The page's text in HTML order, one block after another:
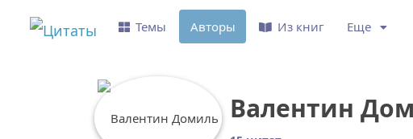
Валентин
Темы Авторы Из книг Еще